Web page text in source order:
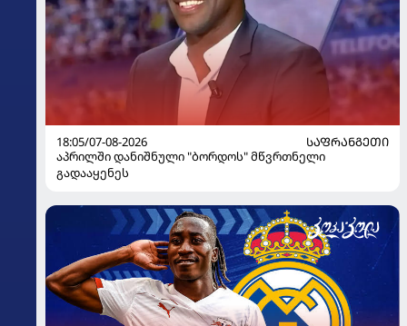
18:05/07-08-2026
ᲡᲐᲤᲠᲐᲜᲒᲔᲗᲘ
აპრილში დანიშნული "ბორდოს" მწვრთნელი
გადააყენეს